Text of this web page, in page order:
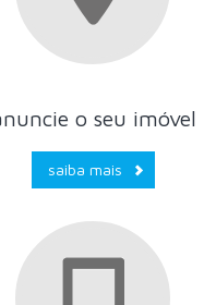
o seu imóvel
saiba mais